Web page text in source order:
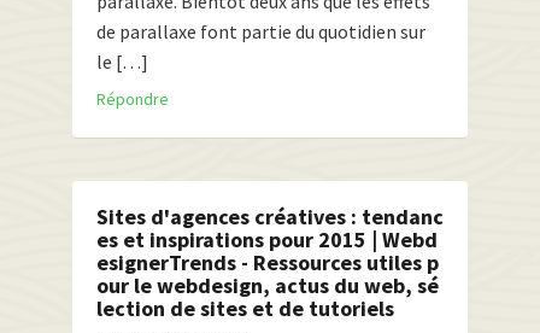
de parallaxe font partie du quotidien sur
le […]
Répondre
Sites d'agences créatives : tendanc
es et inspirations pour 2015 | Webd
esignerTrends - Ressources utiles p
our le webdesign, actus du web, sé
lection de sites et de tutoriels